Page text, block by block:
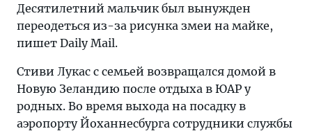
Десятилетний мальчик был вынужден
переодеться из-за рисунка змеи на майке,
пишет Daily Mail.
Стиви Лукас с семьей возвращался домой в
Новую Зеландию после отдыха в ЮАР у
родных. Во время выхода на посадку в
аэропорту Йоханнесбурга сотрудники службы